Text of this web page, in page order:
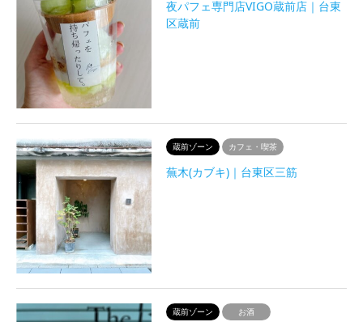
夜パフェ専門店VIGO蔵前店｜台東
区蔵前
蔵前ゾーン カフェ・喫茶
蕪木(カブキ)｜台東区三筋
蔵前ゾーン お酒